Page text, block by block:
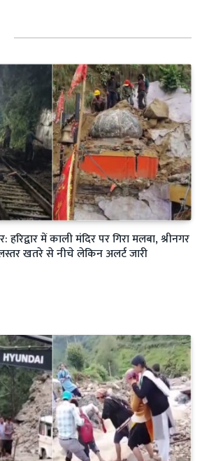
हरिद्वार में काली मंदिर पर गिरा मलबा, श्रीनगर
खतरे से नीचे लेकिन अलर्ट जारी